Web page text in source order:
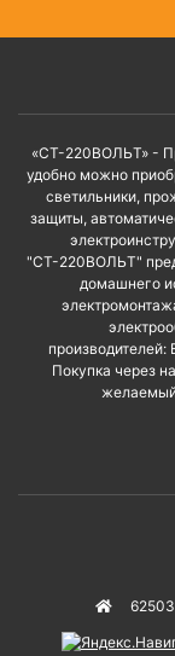
«СТ-220ВОЛЬТ» -
удобно можно
светильники,
защиты,
"СТ-220ВОЛЬТ"
домашнего
производителей:
Покупка через
желаемый